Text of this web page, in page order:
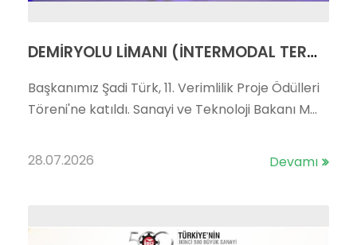
DEMİRYOLU LİMANI (İNTERMODAL TERMİNAL) PROJEMİZE VERİMLİLİK ÖDÜLÜ
Başkanımız Şadi Türk, 11. Verimlilik Proje Ödülleri
Töreni'ne katıldı. Sanayi ve Teknoloji Bakanı M...
28.07.2026 Devamı